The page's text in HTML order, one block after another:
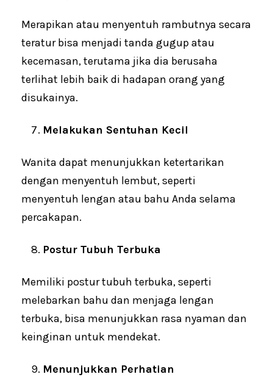
Merapikan atau menyentuh rambutnya secara
teratur bisa menjadi tanda gugup atau
kecemasan, terutama jika dia berusaha
terlihat lebih baik di hadapan orang yang
disukainya.
Melakukan Sentuhan Kecil
Wanita dapat menunjukkan ketertarikan
dengan menyentuh lembut, seperti
menyentuh lengan atau bahu Anda selama
percakapan.
Postur Tubuh Terbuka
Memiliki postur tubuh terbuka, seperti
melebarkan bahu dan menjaga lengan
terbuka, bisa menunjukkan rasa nyaman dan
keinginan untuk mendekat.
Menunjukkan Perhatian